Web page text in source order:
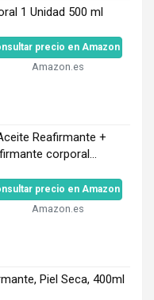
1 Unidad 500 ml
precio en Amazon
Amazon.es
Reafirmante +
corporal...
precio en Amazon
Amazon.es
Piel Seca, 400ml